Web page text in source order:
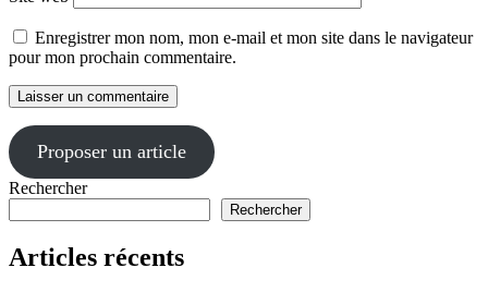
Enregistrer mon nom, mon e-mail et mon site dans le navigateur
pour mon prochain commentaire.
Proposer un article
Rechercher
Rechercher
Articles récents